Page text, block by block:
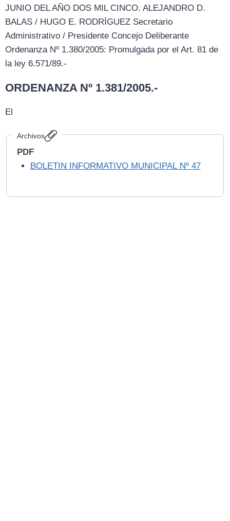
JUNIO DEL AÑO DOS MIL CINCO. ALEJANDRO D.
BALAS / HUGO E. RODRÍGUEZ Secretario
Administrativo / Presidente Concejo Deliberante
Ordenanza Nº 1.380/2005: Promulgada por el Art. 81 de
la ley 6.571/89.-
ORDENANZA Nº 1.381/2005.-
El
Archivos
PDF
BOLETIN INFORMATIVO MUNICIPAL Nº 47